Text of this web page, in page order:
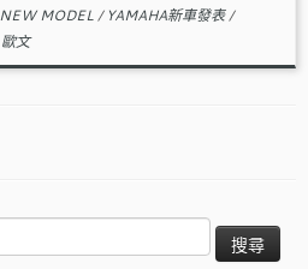
MODEL/ YAMAHA新車發表/
歐文